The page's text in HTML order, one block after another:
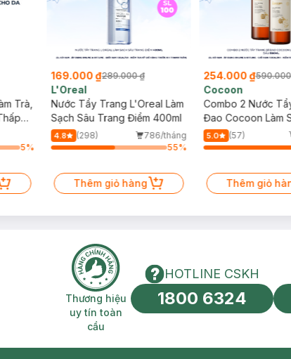
Trà,
5%
169.000 ₫289.000 ₫
L'Oreal
Nước Tẩy Trang L'Oreal Làm
Sạch Sâu Trang Điểm 400ml
4.8 (298)
786/tháng
55%
Thêm giỏ hàng
254.000 ₫
Cocoon
Combo 2 Nước
Đao Cocoon Làm
Giảm Dầu 500ml
5.0 (57)
Thêm giỏ
trả miễn phí Thương hiệu uy tín toàn cầu
Thương hiệu
uy tín toàn
cầu
HOTLINE CSKH
HOTLINE CSKH
1800 6324